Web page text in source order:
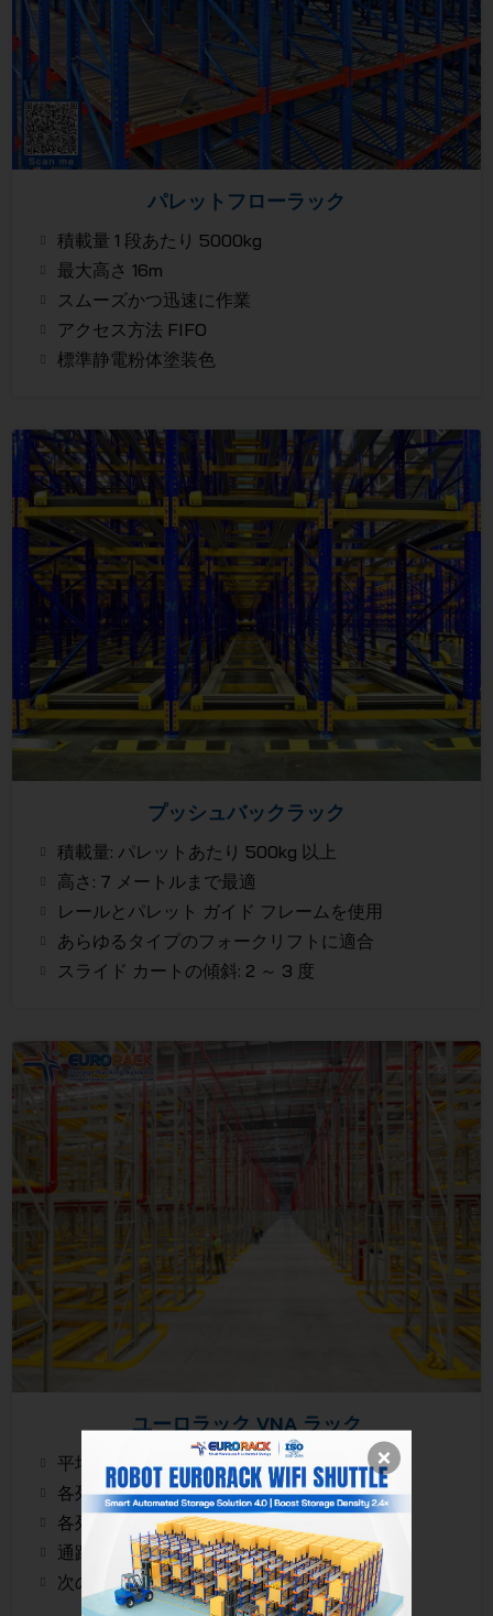
パレットフローラック
積載量 1 段あたり 5000kg
最大高さ 16m
スムーズかつ迅速に作業
アクセス方法 FIFO
標準静電粉体塗装色
プッシュバックラック
積載量: パレットあたり 500kg 以上
高さ: 7 メートルまで最適
レールとパレット ガイド フレームを使用
あらゆるタイプのフォークリフトに適合
スライド カートの傾斜: 2 ～ 3 度
ユーロラック VNA ラック
平均荷重 500 - 5000 kg/フロア
各列の最適な高さ: 15-18m
各列の長さは 2.5 - 4 メートル
通路幅 <1.5 メートル
次のパレットへのアクセス性は 100%